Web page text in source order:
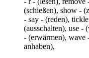
(schießen), show -
- say - (reden),
(ausschalten), use -
- (erwärmen), wave
anhaben),